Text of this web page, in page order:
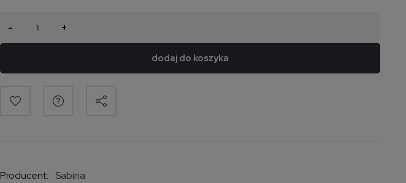
- +
dodaj do koszyka
Producent:
Sabina